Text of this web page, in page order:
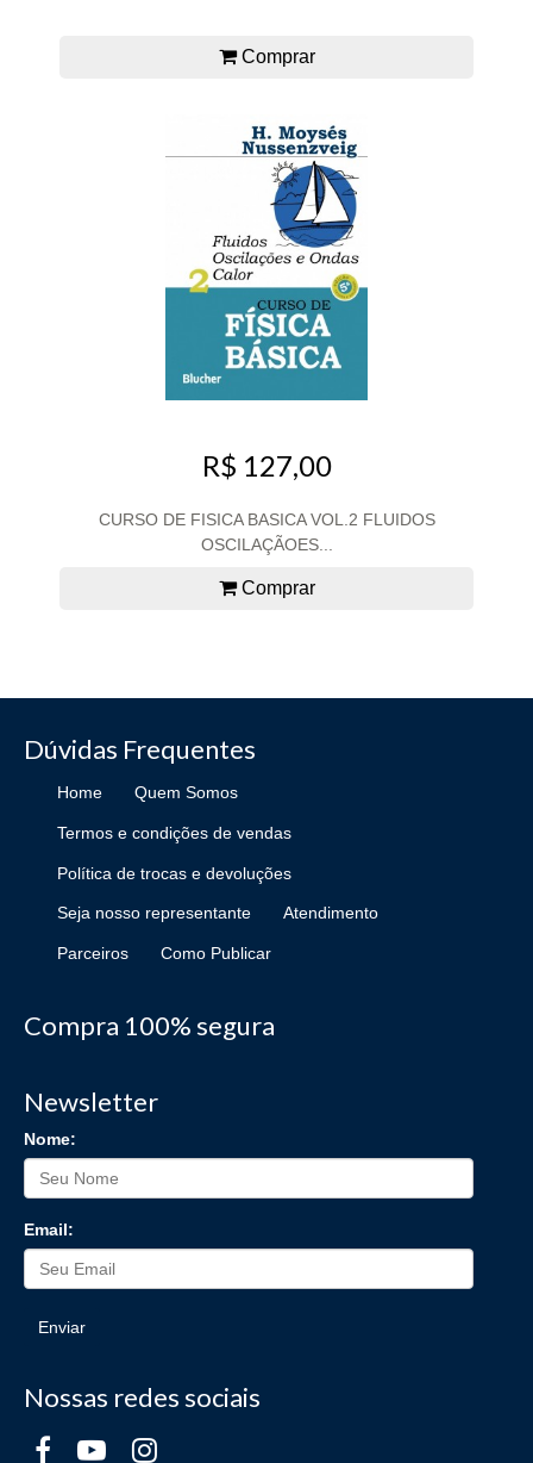
Comprar
R$ 127,00
CURSO DE FISICA BASICA VOL.2 FLUIDOS
OSCILAÇÃOES...
Comprar
Dúvidas Frequentes
Home Quem Somos
Termos e condições de vendas
Política de trocas e devoluções
Seja nosso representante Atendimento
Parceiros Como Publicar
Compra 100% segura
Newsletter
Nome:
Email:
Enviar
Nossas redes sociais